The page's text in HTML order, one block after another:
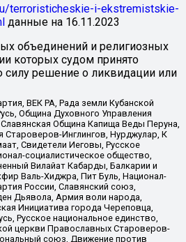
terroristicheskie-i-ekstremistskie-
данные на 16.11.2023
объединений и религиозных
которых судом принято
решение о ликвидации или
ВЕК РА, Рада земли Кубанской
Община Духовного Управления
Община Капища Веды Перуна,
Староверов-Инглингов, Нурджулар, К
Свидетели Иеговы, Русское
социалистическое общество,
Вилайат Кабарды, Балкарии и
Валь-Хиджра, Пит Буль, Национал-
России, Славянский союз,
Дьявола, Армия воли народа,
Инициатива города Череповца,
Русское национальное единство,
церкви Православных Староверов-
союз, Движение против